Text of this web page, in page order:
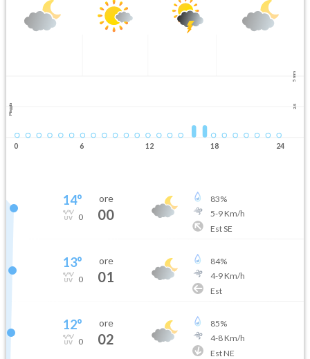
5 mm
2.5
Pioggia
0 6 12 18 24
14°
0
ore
00
83%
5-9Km/h
Est SE
13°
0
ore
01
84%
4-9Km/h
Est
12°
0
ore
02
85%
4-8Km/h
Est NE